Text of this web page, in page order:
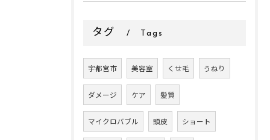
タグ Tags
宇都宮市 美容室 くせ毛 うねり
ダメージ ケア 髪質
マイクロバブル 頭皮 ショート